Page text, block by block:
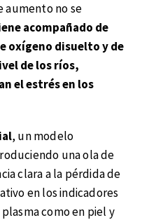
aumento no se
acompañado de
oxígeno disuelto y de
de los ríos,
el estrés en los
, un modelo
una ola de
clara a la pérdida de
en los indicadores
como en piel y